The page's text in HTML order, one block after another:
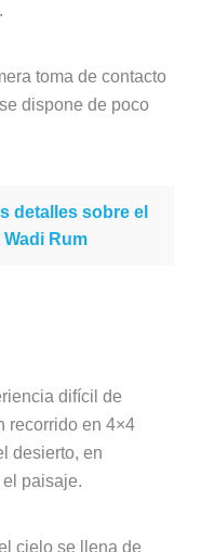
toma de contacto
dispone de poco
detalles sobre el
Rum
difícil de
recorrido en 4×4
desierto, en
paisaje.
cielo se llena de